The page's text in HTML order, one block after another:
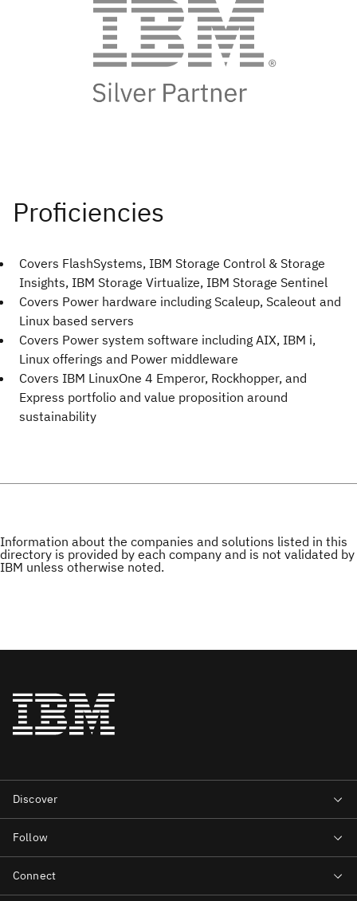
Covers FlashSystems, IBM Storage Control & Storage
Insights, IBM Storage Virtualize, IBM Storage Sentinel
Covers Power hardware including Scaleup, Scaleout and
Linux based servers
Covers Power system software including AIX, IBM i,
Linux offerings and Power middleware
Covers IBM LinuxOne 4 Emperor, Rockhopper, and
Express portfolio and value proposition around
sustainability
Information about the companies and solutions listed in this
directory is provided by each company and is not validated by
IBM unless otherwise noted.